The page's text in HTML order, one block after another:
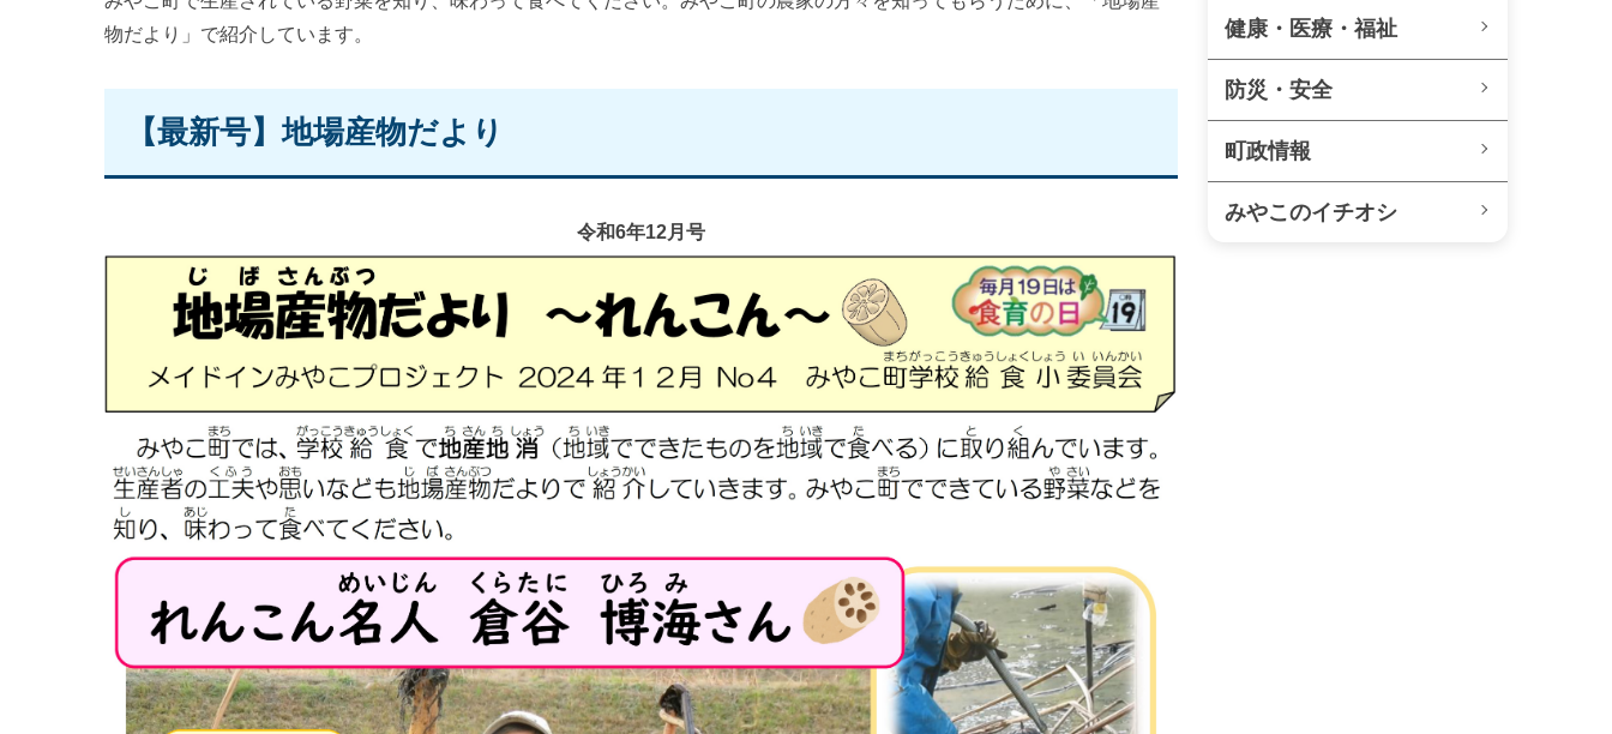
物だより」で紹介しています。
【最新号】地場産物だより
令和6年12月号
健康・医療・福祉
防災・安全
町政情報
みやこのイチオシ